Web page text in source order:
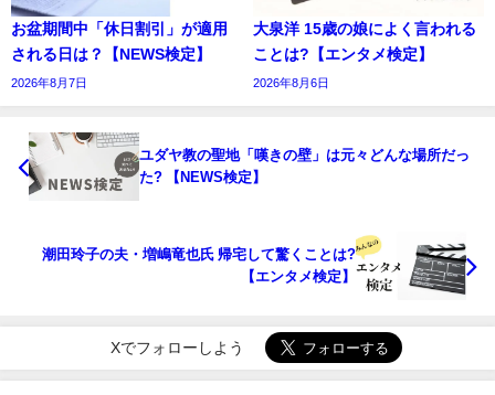
お盆期間中「休日割引」が適用
される日は？【NEWS検定】
2026年8月7日
大泉洋 15歳の娘によく言われる
ことは?【エンタメ検定】
2026年8月6日
ユダヤ教の聖地「嘆きの壁」は元々どんな場所だっ
た? 【NEWS検定】
潮田玲子の夫・増嶋竜也氏 帰宅して驚くことは?
【エンタメ検定】
Xでフォローしよう